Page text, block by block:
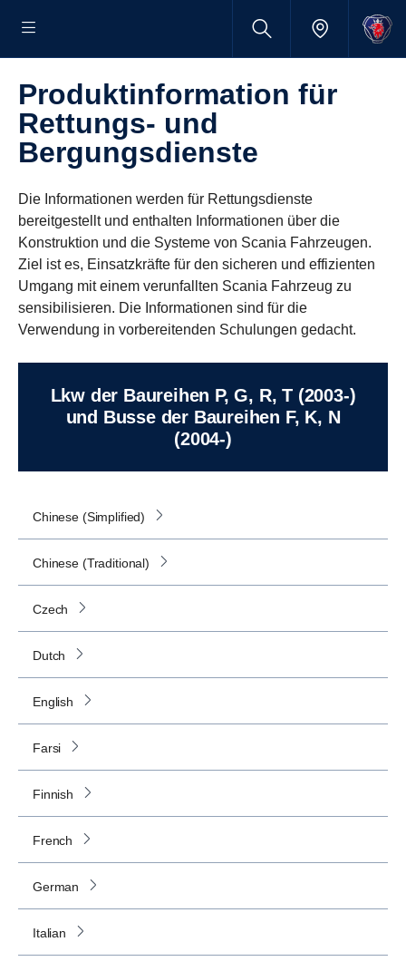
Produktinformation für
Rettungs- und
Bergungsdienste
Die Informationen werden für Rettungsdienste
bereitgestellt und enthalten Informationen über die
Konstruktion und die Systeme von Scania Fahrzeugen.
Ziel ist es, Einsatzkräfte für den sicheren und effizienten
Umgang mit einem verunfallten Scania Fahrzeug zu
sensibilisieren. Die Informationen sind für die
Verwendung in vorbereitenden Schulungen gedacht.
Lkw der Baureihen P, G, R, T (2003-)
und Busse der Baureihen F, K, N
(2004-)
Chinese (Simplified)
Chinese (Traditional)
Czech
Dutch
English
Farsi
Finnish
French
German
Italian